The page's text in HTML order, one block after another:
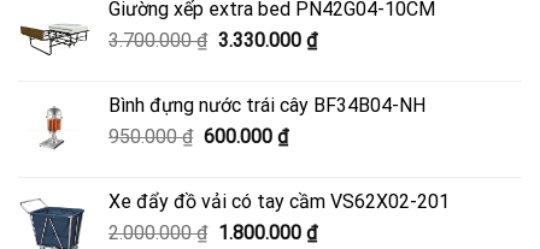
4.500.000 ₫.là:
4.050.000 ₫.
Giường xếp extra bed PN42G04-10CM
3.700.000₫ Giá
3.700.000 ₫.
3.330.000 ₫Giá
là:
Bình đựng nước trái cây BF34B04-NH
950.000₫ Giá
950.000 ₫.
600.000 ₫Giá
là:
600.000 ₫.
Xe đẩy đồ vải có tay cầm VS62X02-201
2.000.000₫ Giá
1.800.000 ₫Giá